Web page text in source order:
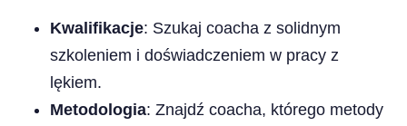
Kwalifikacje: Szukaj coacha z solidnym
szkoleniem i doświadczeniem w pracy z
lękiem.
Metodologia: Znajdź coacha, którego metody